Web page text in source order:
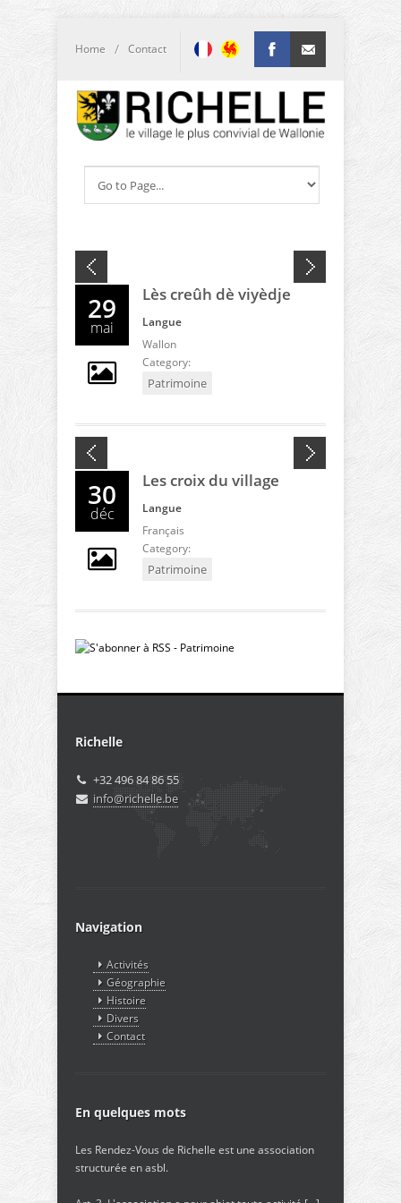
Home / Contact
29
mai
Lès creûh dè viyèdje
Langue
Wallon
Category:
Patrimoine
30
déc
Les croix du village
Langue
Français
Category:
Patrimoine
Richelle
+32 496 84 86 55
info@richelle.be
Navigation
Activités
Géographie
Histoire
Divers
Contact
En quelques mots
Les Rendez-Vous de Richelle est une association
structurée en asbl.